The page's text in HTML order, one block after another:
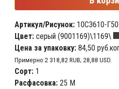
Артикул/Рисунок: 10С3610-
Цвет: серый (9001169)\1169\
Цена за упаковку: 84,50
Примерно:2 318,82 RUB; 28,88 USD.
Сорт: 1
Расфасовка: 25 М